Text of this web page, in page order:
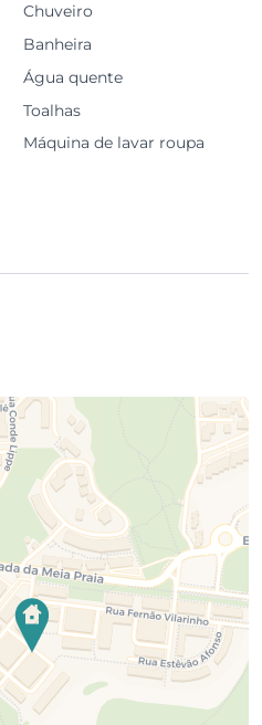
e na sala
Praia
mais próximo
Palmares Golf
Chuveiro
Banheira
Água quente
Toalhas
Máquina de lavar roupa